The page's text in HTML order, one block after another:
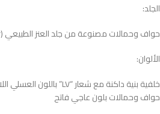
الجلد:
حواف وحمالات مصنوعة من جلد العنز الطبيعي (Vachetta leather) الذي يكتسب لونًا مائلًا للكهرماني مع الاستخدام
الألوان:
خلفية بنية داكنة مع شعار “LV” باللون العسلي اللامع
حواف وحمالات بلون عاجي فاتح